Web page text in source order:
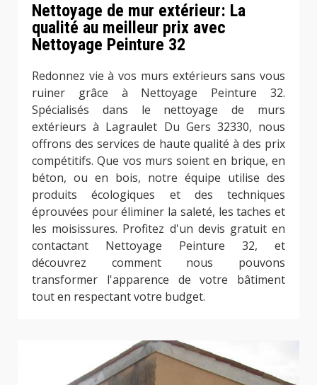
Nettoyage de mur extérieur: La
qualité au meilleur prix avec
Nettoyage Peinture 32
Redonnez vie à vos murs extérieurs sans vous
ruiner grâce à Nettoyage Peinture 32.
Spécialisés dans le nettoyage de murs
extérieurs à Lagraulet Du Gers 32330, nous
offrons des services de haute qualité à des prix
compétitifs. Que vos murs soient en brique, en
béton, ou en bois, notre équipe utilise des
produits écologiques et des techniques
éprouvées pour éliminer la saleté, les taches et
les moisissures. Profitez d'un devis gratuit en
contactant Nettoyage Peinture 32, et
découvrez comment nous pouvons
transformer l'apparence de votre bâtiment
tout en respectant votre budget.